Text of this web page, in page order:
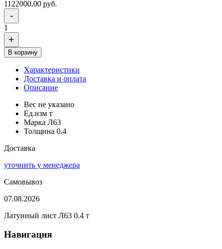
1122000.00 руб.
-
1
+
В корзину
Характеристики
Доставка и оплата
Описание
Вес не указано
Ед.изм т
Марка Л63
Толщина 0.4
Доставка
уточнить у менеджера
Самовывоз
07.08.2026
Латунный лист Л63 0.4 т
Навигация